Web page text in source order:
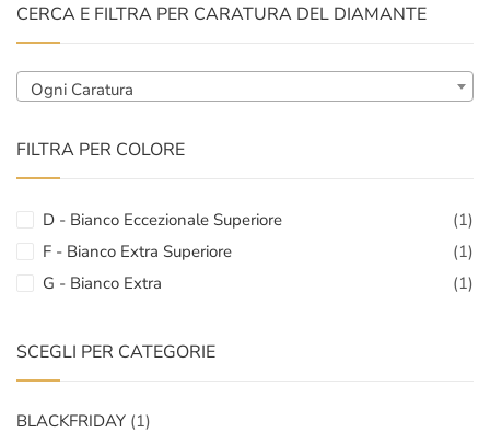
CERCA E FILTRA PER CARATURA DEL DIAMANTE
Ogni Caratura
FILTRA PER COLORE
D - Bianco Eccezionale Superiore
(1)
F - Bianco Extra Superiore
(1)
G - Bianco Extra
(1)
SCEGLI PER CATEGORIE
BLACKFRIDAY (1)